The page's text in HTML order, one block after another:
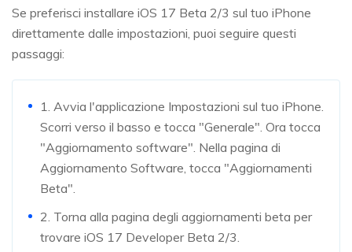
Se preferisci installare iOS 17 Beta 2/3 sul tuo iPhone
direttamente dalle impostazioni, puoi seguire questi
passaggi:
1. Avvia l'applicazione Impostazioni sul tuo iPhone.
Scorri verso il basso e tocca "Generale". Ora tocca
"Aggiornamento software". Nella pagina di
Aggiornamento Software, tocca "Aggiornamenti
Beta".
2. Torna alla pagina degli aggiornamenti beta per
trovare iOS 17 Developer Beta 2/3.